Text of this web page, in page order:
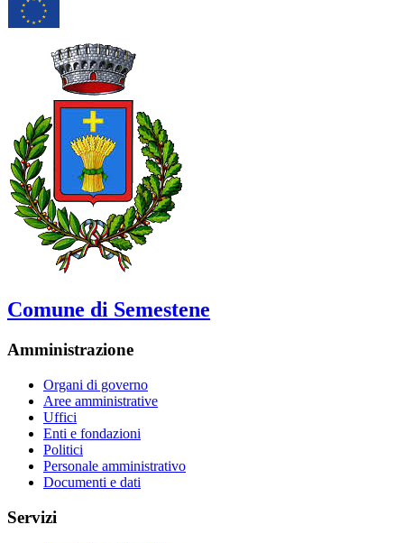
Comune di Semestene
Amministrazione
Organi di governo
Aree amministrative
Uffici
Enti e fondazioni
Politici
Personale amministrativo
Documenti e dati
Servizi